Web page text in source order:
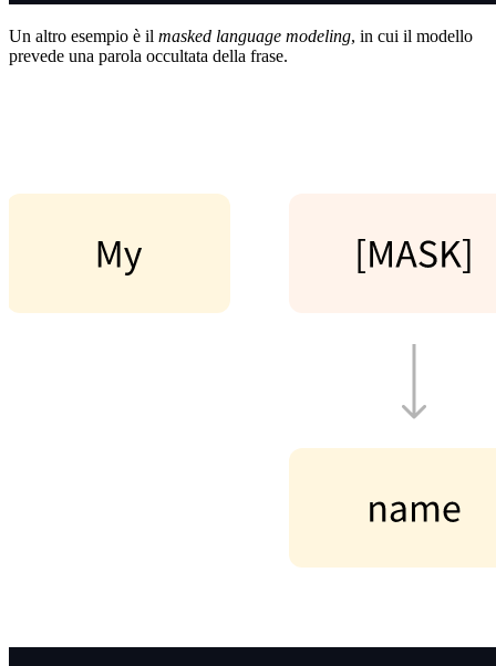
Un altro esempio è il masked language modeling, in cui il modello
prevede una parola occultata della frase.